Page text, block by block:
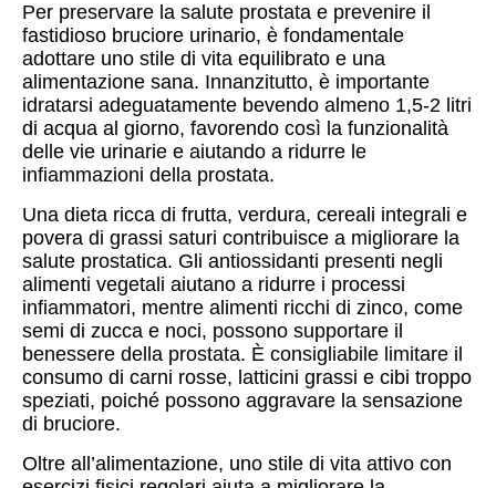
Per preservare la salute prostata e prevenire il
fastidioso bruciore urinario, è fondamentale
adottare uno stile di vita equilibrato e una
alimentazione sana. Innanzitutto, è importante
idratarsi adeguatamente bevendo almeno 1,5-2 litri
di acqua al giorno, favorendo così la funzionalità
delle vie urinarie e aiutando a ridurre le
infiammazioni della prostata.
Una dieta ricca di frutta, verdura, cereali integrali e
povera di grassi saturi contribuisce a migliorare la
salute prostatica. Gli antiossidanti presenti negli
alimenti vegetali aiutano a ridurre i processi
infiammatori, mentre alimenti ricchi di zinco, come
semi di zucca e noci, possono supportare il
benessere della prostata. È consigliabile limitare il
consumo di carni rosse, latticini grassi e cibi troppo
speziati, poiché possono aggravare la sensazione
di bruciore.
Oltre all’alimentazione, uno stile di vita attivo con